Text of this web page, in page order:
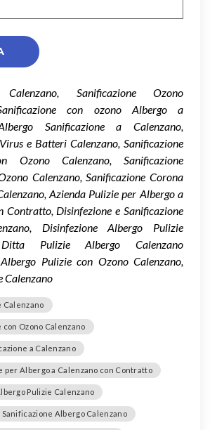
Calenzano, Sanificazione Ozono
con ozono Albergo a
Sanificazione a Calenzano,
e Batteri Calenzano, Sanificazione
Ozono Calenzano, Sanificazione
Calenzano, Sanificazione Corona
Azienda Pulizie per Albergo a
Contratto, Disinfezione e Sanificazione
Disinfezione Albergo Pulizie
Ditta Pulizie Albergo Calenzano
Pulizie con Ozono Calenzano,
Calenzano
Calenzano
Ozono Calenzano
a Calenzano
per Albergo a Calenzano con Contratto
Pulizie Calenzano
Albergo Calenzano